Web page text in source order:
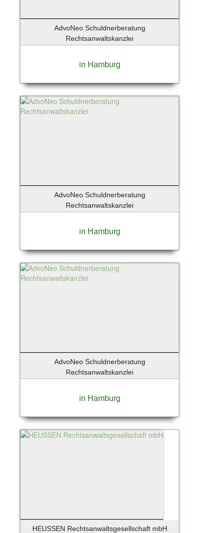
AdvoNeo Schuldnerberatung
Rechtsanwaltskanzlei
in Hamburg
AdvoNeo Schuldnerberatung
Rechtsanwaltskanzlei
in Hamburg
AdvoNeo Schuldnerberatung
Rechtsanwaltskanzlei
in Hamburg
HEUSSEN Rechtsanwaltsgesellschaft mbH